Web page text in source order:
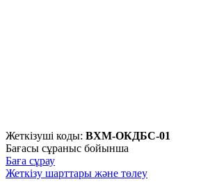
Жеткізуші коды: ВХМ-ОКДБС-01
Бағасы сұраныс бойынша
Баға сұрау
Жеткізу шарттары және төлеу